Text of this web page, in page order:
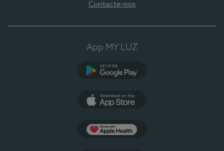
Contacte-nos
App MY LUZ